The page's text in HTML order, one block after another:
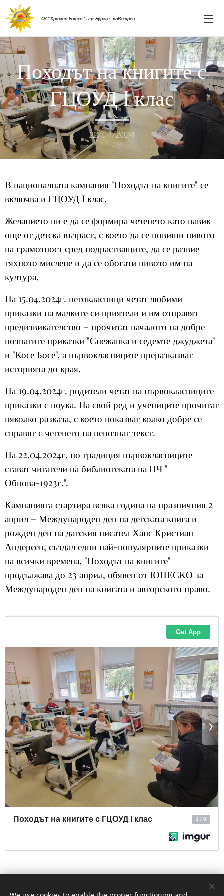
ОУ " Христо Ботев " - гр. Бургас , кв.Ветрен
Походът на книгите с
ГЦОУД I клас
22/04/2024
В националната кампания "Походът на книгите" се
включва и ГЦОУД I клас.
Желанието ни е да се формира четенето като навик
още от детска възраст, с което да се повиши нивото
на грамотност сред подрастващите, да се развие
тяхното мислене и да се обогати нивото им на
култура.
На 15.04.2024г. петокласници четат любими
приказки на малките си приятели и им отправят
предизвикателство – прочитат началото на добре
познатите приказки "Снежанка и седемте джуджета"
и "Косе Босе", а първокласниците преразказват
историята до края.
На 19.04.2024г. родители четат на първокласниците
приказки с поука. На свой ред и учениците прочитат
няколко разказа, с което показват колко добре се
справят с четенето на непознат текст.
На 22.04.2024г. по традиция първокласниците
стават читатели на библиотеката на НЧ "
Обнова-1923г.".
Кампанията стартира всяка година на празничния 2
април – Международен ден на детската книга и
рожден ден на датския писател Ханс Кристиан
Андерсен, създал едни най-популярните приказки
на всички времена. "Походът на книгите"
продължава до 23 април, обявен от ЮНЕСКО за
Международен ден на книгата и авторското право.